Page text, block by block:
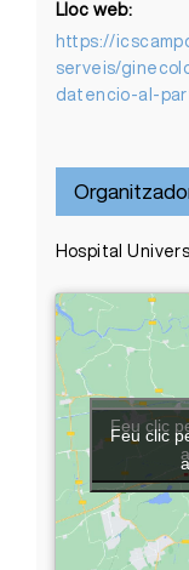
Lloc web:
https://
serveis/
datencio-al-
Hospital
Feu clic
Feu clic